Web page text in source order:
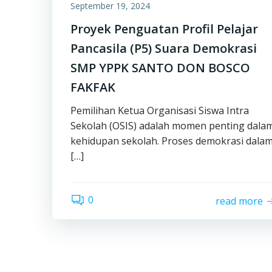
September 19, 2024
Proyek Penguatan Profil Pelajar
Pancasila (P5) Suara Demokrasi
SMP YPPK SANTO DON BOSCO
FAKFAK
Pemilihan Ketua Organisasi Siswa Intra
Sekolah (OSIS) adalah momen penting
kehidupan sekolah. Proses demokrasi
[…]
0 read more